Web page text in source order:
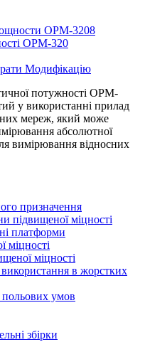
OPM-320
Модифікацію
потужності OPM-
у використанні прилад
мереж, який може
абсолютної
вимірювання відносних
призначення
підвищеної міцності
платформи
міцності
міцності
в жорстких
польових умов
збірки